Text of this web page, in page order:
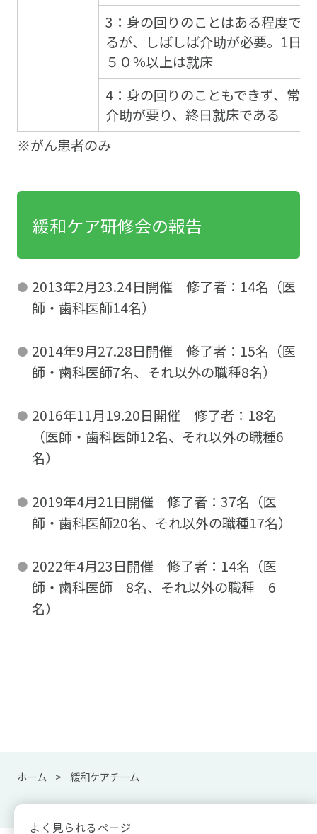
3：身の回りのことはある程度でき
るが、しばしば介助が必要。1日の
５０％以上は就床
4：身の回りのこともできず、常に
介助が要り、終日就床である
※がん患者のみ
緩和ケア研修会の報告
2013年2月23.24日開催 修了者：14名（医
師・歯科医師14名）
2014年9月27.28日開催 修了者：15名（医
師・歯科医師7名、それ以外の職種8名）
2016年11月19.20日開催 修了者：18名
（医師・歯科医師12名、それ以外の職種6
名）
2019年4月21日開催 修了者：37名（医
師・歯科医師20名、それ以外の職種17名）
2022年4月23日開催 修了者：14名（医
師・歯科医師 8名、それ以外の職種 6
名）
ホーム 緩和ケアチーム
よく見られるページ